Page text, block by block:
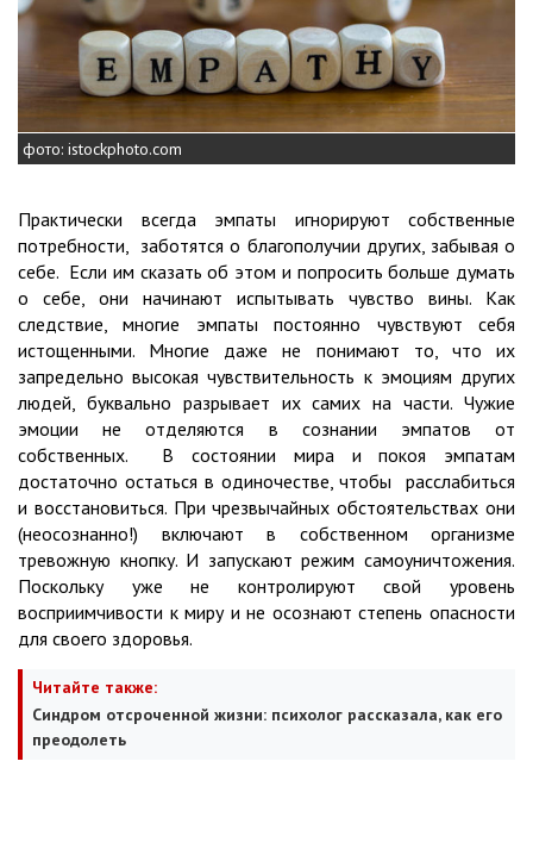
фото: istockphoto.com
Практически всегда эмпаты игнорируют собственные
потребности, заботятся о благополучии других, забывая о
себе. Если им сказать об этом и попросить больше думать
о себе, они начинают испытывать чувство вины. Как
следствие, многие эмпаты постоянно чувствуют себя
истощенными. Многие даже не понимают то, что их
запредельно высокая чувствительность к эмоциям других
людей, буквально разрывает их самих на части. Чужие
эмоции не отделяются в сознании эмпатов от
собственных. В состоянии мира и покоя эмпатам
достаточно остаться в одиночестве, чтобы расслабиться
и восстановиться. При чрезвычайных обстоятельствах они
(неосознанно!) включают в собственном организме
тревожную кнопку. И запускают режим самоуничтожения.
Поскольку уже не контролируют свой уровень
восприимчивости к миру и не осознают степень опасности
для своего здоровья.
Читайте также:
Синдром отсроченной жизни: психолог рассказала, как его
преодолеть